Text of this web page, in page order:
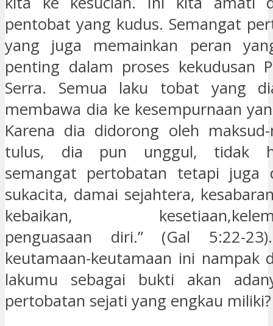
pentobat yang kudus. Semangat
yang juga memainkan peran
penting dalam proses kekudusan
Serra. Semua laku tobat yang
membawa dia ke kesempurnaan
Karena dia didorong oleh
tulus, dia pun unggul, tidak
semangat pertobatan tetapi juga
sukacita, damai sejahtera,
kebaikan,
penguasaan diri.” (Gal 5:22-
keutamaan-keutamaan ini nampak
lakumu sebagai bukti akan
pertobatan sejati yang engkau miliki?